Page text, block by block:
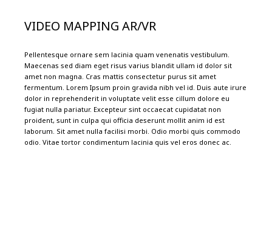
VIDEO MAPPING AR/VR
Pellentesque ornare sem lacinia quam venenatis vestibulum.
Maecenas sed diam eget risus varius blandit ullam id dolor sit
amet non magna. Cras mattis consectetur purus sit amet
fermentum. Lorem Ipsum proin gravida nibh vel id. Duis aute irure
dolor in reprehenderit in voluptate velit esse cillum dolore eu
fugiat nulla pariatur. Excepteur sint occaecat cupidatat non
proident, sunt in culpa qui officia deserunt mollit anim id est
laborum. Sit amet nulla facilisi morbi. Odio morbi quis commodo
odio. Vitae tortor condimentum lacinia quis vel eros donec ac.